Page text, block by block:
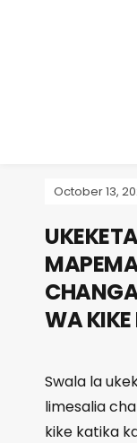
October 13,
WA
Swala la
limesalia
kike katika